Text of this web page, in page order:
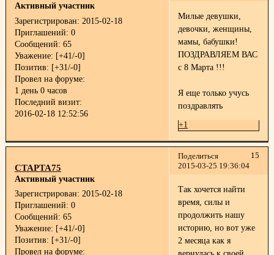
Активный участник
Зарегистрирован: 2015-02-18
Приглашений: 0
Сообщений: 65
Уважение: [+41/-0]
Позитив: [+31/-0]
Провел на форуме:
1 день 0 часов
Последний визит:
2016-02-18 12:52:56
Милые девушки,
девочки, женщины,
мамы, бабушки!
ПОЗДРАВЛЯЕМ ВАС
с 8 Марта !!!
Я еще только учусь
поздравлять
+1
Поделиться
15
2015-03-25 19:36:04
СТАРТА75
Активный участник
Зарегистрирован: 2015-02-18
Приглашений: 0
Сообщений: 65
Уважение: [+41/-0]
Позитив: [+31/-0]
Провел на форуме:
Так хочется найти
время, силы и
продолжить нашу
историю, но вот уже
2 месяца как я